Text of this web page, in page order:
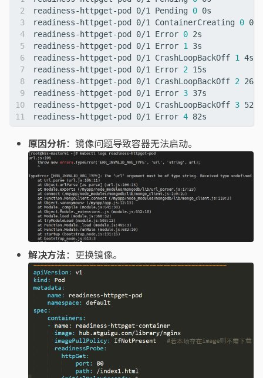
4
6
7
8
9
10
readiness-httpget-pod 0/1 Pending 0
readiness-httpget-pod 0/1 ContainerCreating 0
readiness-httpget-pod 0/1 Error 0
readiness-httpget-pod 0/1 Error 1
readiness-httpget-pod 0/1 CrashLoopBackOff 1
readiness-httpget-pod 0/1 Error 2
readiness-httpget-pod 0/1 CrashLoopBackOff 2
readiness-httpget-pod 0/1 Error 3
readiness-httpget-pod 0/1 CrashLoopBackOff 3
readiness-httpget-pod 0/1 Error 4
原因分析：镜像问题导致容器无法启动。
解决方法：更换镜像。